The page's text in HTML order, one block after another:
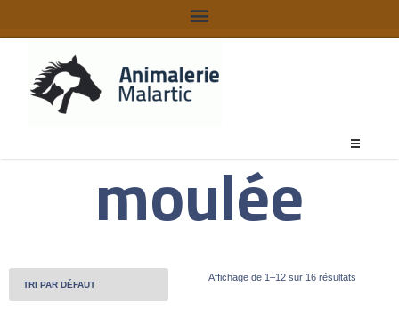
moulée
Affichage de 1–12 sur 16 résultats